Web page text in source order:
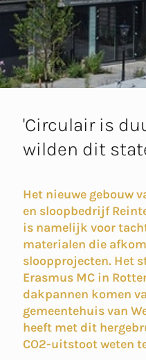
'Circulair is
wilden dit
Het nieuwe gebouw
en sloopbedrijf
is namelijk voor
materialen die
sloopprojecten. Het
Erasmus MC in
dakpannen komen
gemeentehuis van
heeft met dit
CO2-uitstoot weten